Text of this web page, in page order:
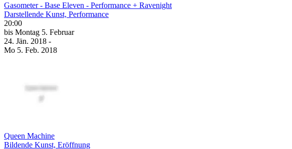
Gasometer - Base Eleven - Performance + Ravenight
Darstellende Kunst, Performance
20:00
bis Montag 5. Februar
24. Jän. 2018 -
Mo 5. Feb. 2018
Queen Machine
Bildende Kunst, Eröffnung